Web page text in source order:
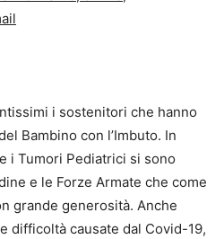
i sostenitori che hanno
Bambino con l’Imbuto. In
i Tumori Pediatrici si sono
e le Forze Armate che come
grande generosità. Anche
difficoltà causate dal Covid-19,